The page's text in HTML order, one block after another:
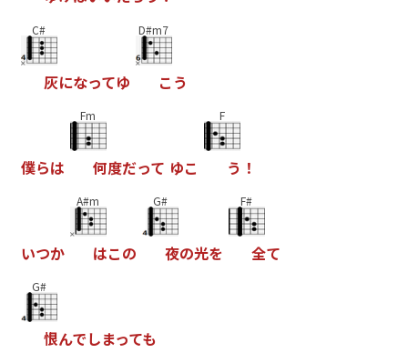
C#
灰になってゆ
D#m7
こ う
僕らは
Fm
何度だって ゆこ
F
う ！
いつか
A#m
はこの
G#
夜の光を
F#
全て
G#
恨んでしまっても